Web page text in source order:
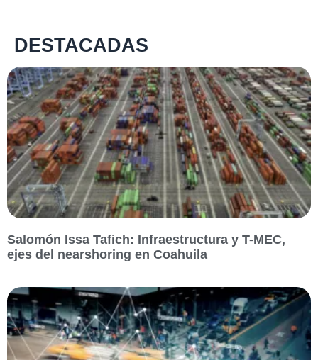
DESTACADAS
Salomón Issa Tafich: Infraestructura y T-MEC,
ejes del nearshoring en Coahuila